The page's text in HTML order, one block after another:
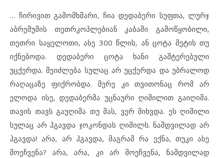
… ჩირივით გამომხმარი, ჩია დედაბერი სუფთა, ლურჯ
აბრეშუმის თეთრკოპლებიან კაბაში გამოწყობილი,
თეთრი საყელოთი, ასე 300 წლის, ან ცოტა მეტის თუ
იქნებოდა. დედაბერი ცოტა ხანი გაშტერებული
უცქერდა. შეიძლება სულაც არ უცქერდა და უბრალოდ
რაღაცაზე ფიქრობდა. მერე კი თვითონაც რომ არ
ელოდა ისე, დედაბერმა უცნაური ღიმილით გაიღიმა.
თავის თავს გაუღიმა თუ მას, ვერ მიხვდა. ეს ღიმილი
სულაც არ ჰგავდა ჯოკონდას ღიმილს. ნამდვილად არ
ჰგავდა! არა, არ ჰგავდა, მაგრამ რა ექნა, თუკი ასე
მოეჩვენა? არა, არა, კი არ მოეჩვენა, ნამდვილად